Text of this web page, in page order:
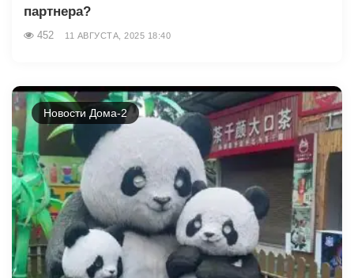
партнера?
452 11 АВГУСТА, 2025 18:40
Новости Дома-2